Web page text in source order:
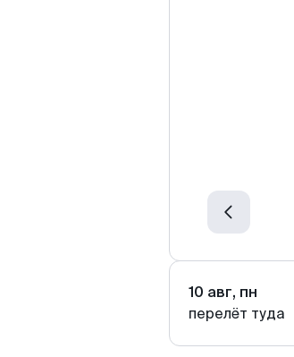
10 авг, пн
перелёт туда